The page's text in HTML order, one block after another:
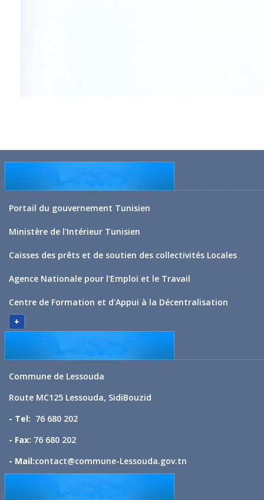
Portail du gouvernement Tunisien
Ministère de l'Intérieur Tunisien
Caisses des prêts et de soutien des collectivités Locales
Agence Nationale pour l'Emploi et le Travail
Centre de Formation et d'Appui à la Décentralisation
+
Commune de Lessouda
Route MC125 Lessouda, SidiBouzid
- Tel: 76 680 202
- Fax: 76 680 202
- Mail:contact@commune-Lessouda.gov.tn